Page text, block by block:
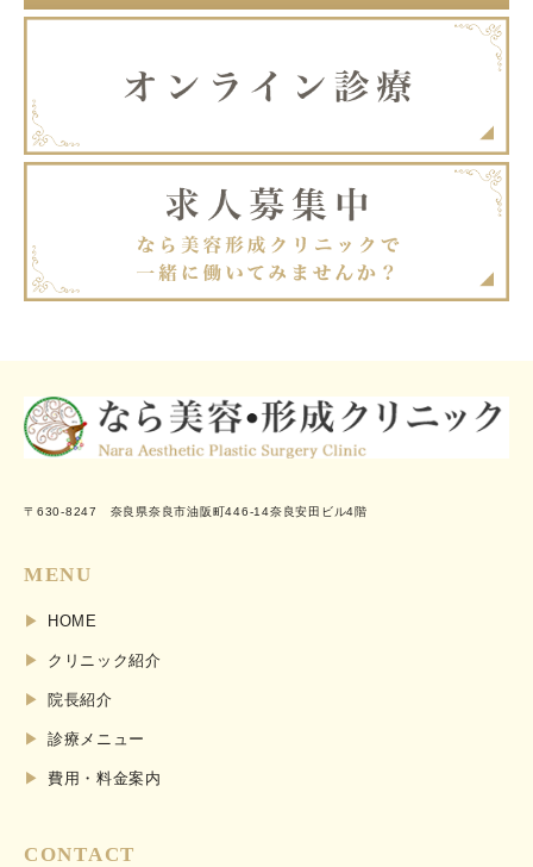
〒630-8247 奈良県奈良市油阪町446-14奈良安田ビル4階
MENU
HOME
クリニック紹介
院長紹介
診療メニュー
費用・料金案内
CONTACT